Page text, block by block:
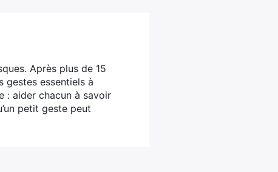
Après plus de 15
gestes essentiels à
: aider chacun à savoir
petit geste peut